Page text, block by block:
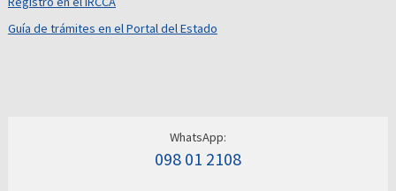
Guía de trámites en el Portal del Estado
WhatsApp:
098 01 2108